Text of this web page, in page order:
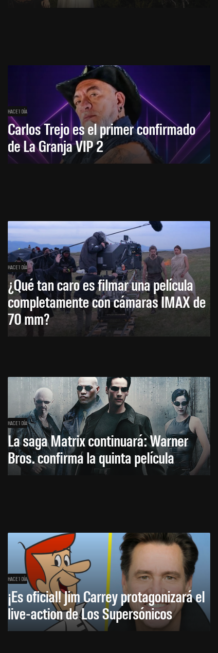
HACE 1 DÍA
Carlos Trejo es el primer confirmado
de La Granja VIP 2
HACE 1 DÍA
¿Qué tan caro es filmar una película
completamente con cámaras IMAX de
70 mm?
HACE 1 DÍA
La saga Matrix continuará: Warner
Bros. confirma la quinta película
HACE 1 DÍA
¡Es oficial! Jim Carrey protagonizará el
live-action de Los Supersónicos